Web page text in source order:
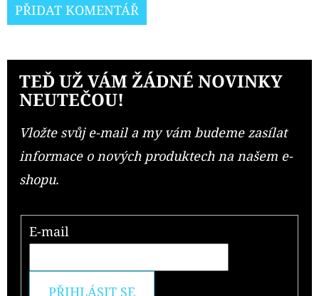
PŘIDAT KOMENTÁŘ
TEĎ UŽ VÁM ŽÁDNÉ NOVINKY
NEUTEČOU!
Vložte svůj e-mail a my vám budeme zasílat
informace o nových produktech na našem e-
shopu.
E-mail
PŘIHLÁSIT SE